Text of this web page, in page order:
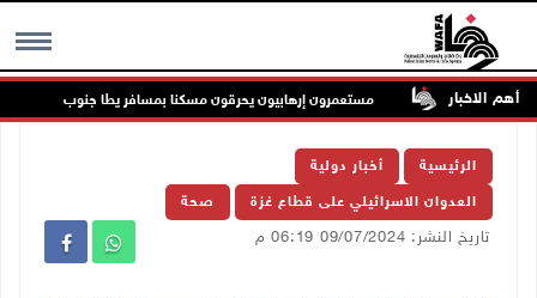
MENU أهم الاخبار مستعمرون إرهابيون يحرقون مسكنا بمسافر يطا جنوب الخليل
الرئيسية أخبار دولية
العدوان الاسرائيلي على قطاع غزة صحة
تاريخ النشر: 09/07/2024 06:19 م